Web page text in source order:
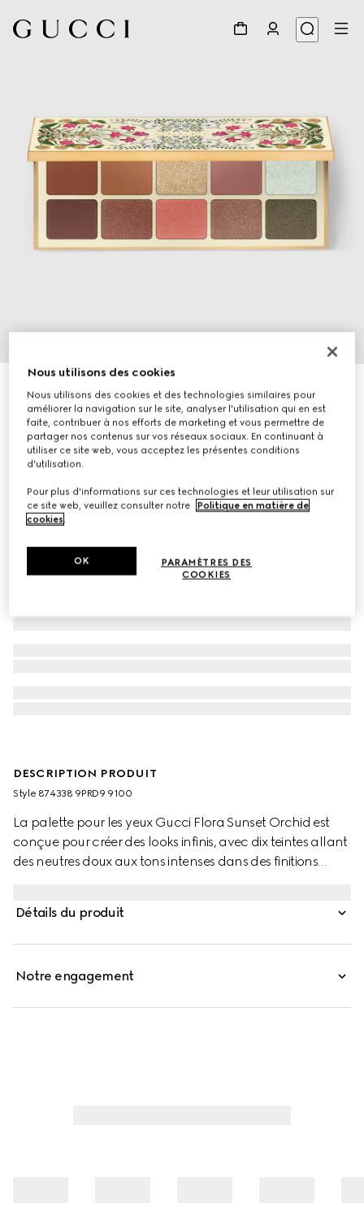
Palette pour les yeux Flora en édition limitée, 01 Sunset
Orchid
€ 75
DESCRIPTION PRODUIT
Style ‎874338 9PRD9 9100
La palette pour les yeux Gucci Flora Sunset Orchid est
conçue pour créer des looks infinis, avec dix teintes allant
des neutres doux aux tons intenses dans des finitions
offrent une texture onctueuse et modulable, les teintes
sensation crémeuse. La palette est logée dans un étui
Détails du produit
Notre engagement
Nous utilisons des cookies
Nous utilisons des cookies et des technologies similaires pour
améliorer la navigation sur le site, analyser l'utilisation qui en est
faite, contribuer à nos efforts de marketing et vous permettre de
partager nos contenus sur vos réseaux sociaux. En continuant à
utiliser ce site web, vous acceptez les présentes conditions
d'utilisation.
Pour plus d'informations sur ces technologies et leur utilisation sur
ce site web, veuillez consulter notre
Politique en matière de
cookies.
PARAMÈTRES DES
COOKIES
OK